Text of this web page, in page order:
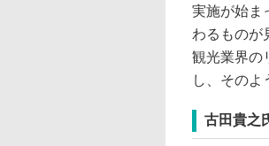
実施が始ま
わるものが
観光業界の
し、そのよ
古田貴之